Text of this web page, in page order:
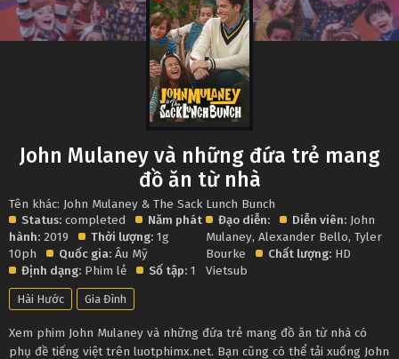
John Mulaney và những đứa trẻ mang
đồ ăn từ nhà
Tên khác: John Mulaney & The Sack Lunch Bunch
Status: completed
Năm phát
hành: 2019 Thời lượng: 1g
10ph
Quốc gia: Âu Mỹ
Định dạng: Phim lẻ Số tập: 1
Đạo diễn: Diễn viên: John
Mulaney,Alexander Bello,Tyler
Bourke
Chất lượng:
Vietsub
Hài Hước Gia Đình
Xem phim John Mulaney và những đứa trẻ mang đồ ăn từ nhà có
phụ đề tiếng việt trên luotphimx.net. Bạn cũng có thể tải xuống John